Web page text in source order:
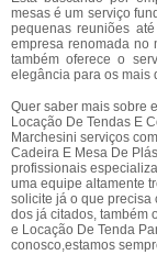
mesas é um serviço
pequenas reuniões
empresa renomada no
também oferece o
elegância para os mais
Quer saber mais sobre
Locação De Tendas E
Marchesini serviços
Cadeira E Mesa De
profissionais
uma equipe altamente
solicite já o que precisa
dos já citados, também
e Locação De Tenda
conosco,estamos